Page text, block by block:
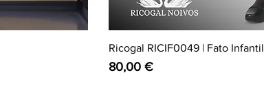
Ricogal RICIF0049 | Fato Infantil
Preço
80,00 €